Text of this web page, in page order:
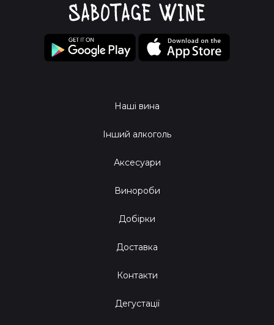
Наші вина
Інший алкоголь
Аксесуари
Винороби
Добірки
Доставка
Контакти
Дегустації